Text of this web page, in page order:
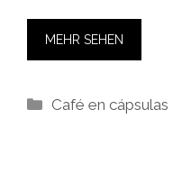
MEHR SEHEN
Kategorien
Café en cápsulas